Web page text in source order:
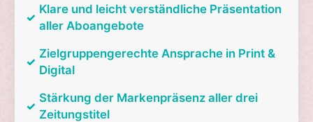
✓
Klare und leicht verständliche Präsentation
aller Aboangebote
✓
Zielgruppengerechte Ansprache in Print &
Digital
✓
Stärkung der Markenpräsenz aller drei
Zeitungstitel